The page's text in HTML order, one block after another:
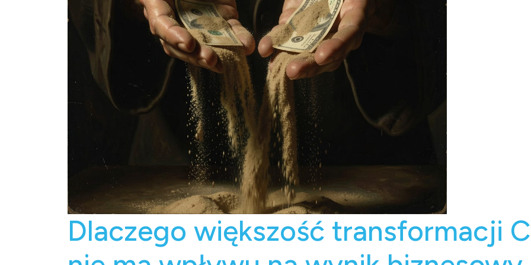
Dlaczego większość transformacji